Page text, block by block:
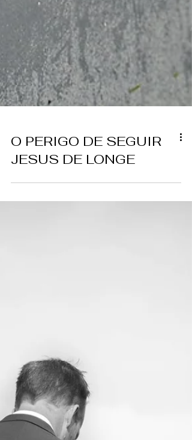
JESUS DE LONGE